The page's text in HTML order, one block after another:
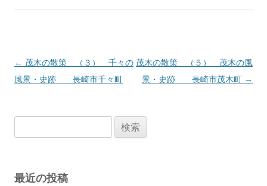
投
稿
ョ
← 茂木の散策 （３） 千々の
風景・史跡 長崎市千々町
茂木の散策 （５） 茂木の風
景・史跡 長崎市茂木町 →
索:
最近の投稿